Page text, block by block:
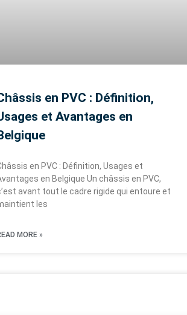
en PVC : Définition,
et Avantages en
en PVC : Définition, Usages et
en Belgique Un châssis en PVC,
avant tout le cadre rigide qui entoure et
les
MORE »